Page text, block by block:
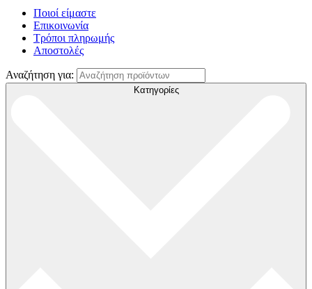
Ποιοί είμαστε
Επικοινωνία
Τρόποι πληρωμής
Αποστολές
Αναζήτηση για:
Κατηγορίες